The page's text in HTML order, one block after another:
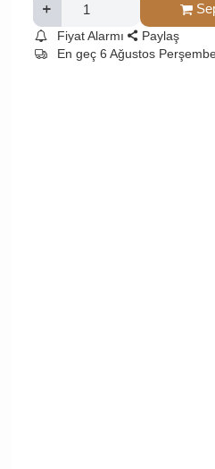
Fiyat Alarmı
Paylaş
En geç 6 Ağustos